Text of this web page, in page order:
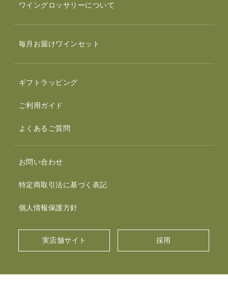
ワイングロッサリーについて
毎月お届けワインセット
ギフトラッピング
ご利用ガイド
よくあるご質問
お問い合わせ
特定商取引法に基づく表記
個人情報保護方針
実店舗サイト 採用